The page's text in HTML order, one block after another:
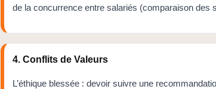
de la concurrence entre salariés (comparaison des
4. Conflits de Valeurs
L’éthique blessée : devoir suivre une